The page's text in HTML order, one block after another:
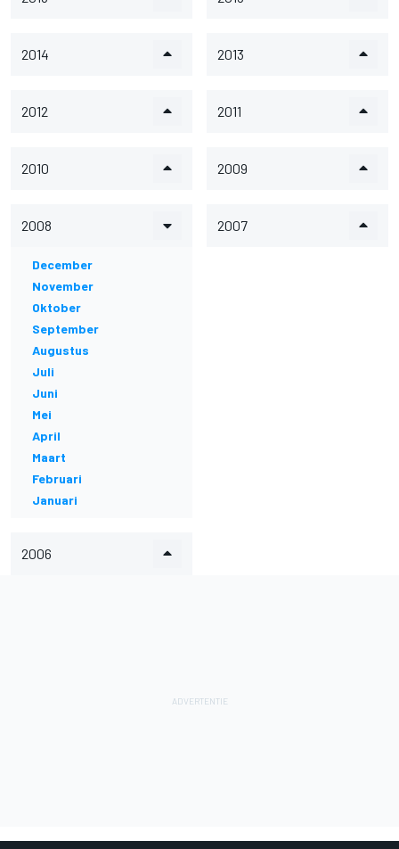
2014 2013
2012 2011
2010 2009
2008
December
November
Oktober
September
Augustus
Juli
Juni
Mei
April
Maart
Februari
Januari
2007
2006